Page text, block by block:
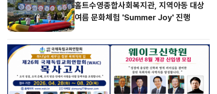
홀트수영종합사회복지관, 지역아동 대상
여름 문화체험 'Summer Joy' 진행